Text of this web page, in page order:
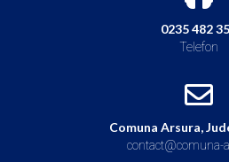
0235 482
Telefon
Comuna Arsura,
contact@comuna-